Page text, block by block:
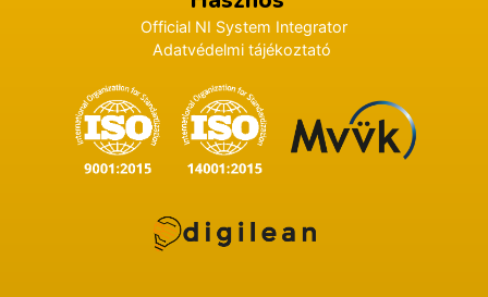
Official NI System Integrator
Adatvédelmi tájékoztató